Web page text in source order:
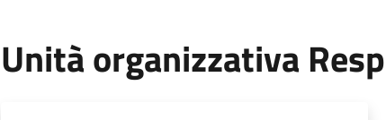
Unità organizzativa